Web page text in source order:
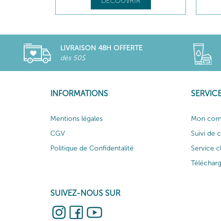
LIVRAISON 48H OFFERTE
dès 50$
INFORMATIONS
Mentions légales
CGV
Politique de Confidentalité
SUIVEZ-NOUS SUR
Mon
Suivi de
Service